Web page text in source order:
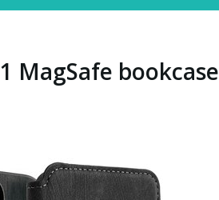
MagSafe bookcase